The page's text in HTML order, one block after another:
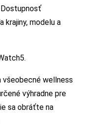
modelu a
všeobecné wellness
výhradne pre
sa obráťte na